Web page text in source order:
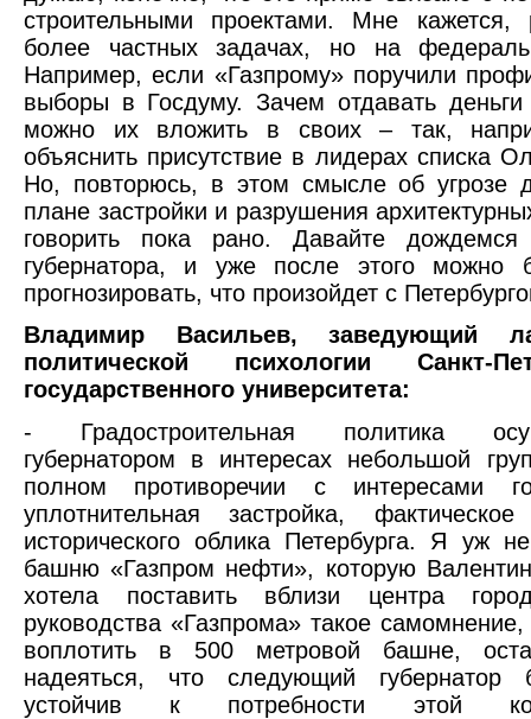
строительными проектами. Мне
более частных задачах, но на
Например, если «Газпрому» поручили
выборы в Госдуму. Зачем отдавать
можно их вложить в своих – так,
объяснить присутствие в лидерах списка
Но, повторюсь, в этом смысле об угрозе
плане застройки и разрушения
говорить пока рано. Давайте дождемся
губернатора, и уже после этого можно
прогнозировать, что произойдет с
Владимир Васильев, заведующий
политической психологии Санкт-
государственного университета:
- Градостроительная политика
губернатором в интересах небольшой
полном противоречии с интересами
уплотнительная застройка,
исторического облика Петербурга. Я уж
башню «Газпром нефти», которую
хотела поставить вблизи центра
руководства «Газпрома» такое
воплотить в 500 метровой башне,
надеяться, что следующий губернатор
устойчив к потребности этой